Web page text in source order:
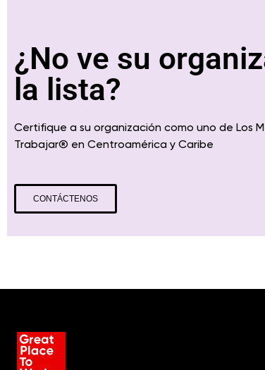
¿No ve su
la lista?
Certifique a su organización como uno de Los
Trabajar® en Centroamérica y Caribe
CONTÁCTENOS